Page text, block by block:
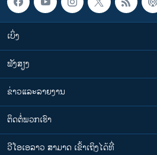
ເບິ່ງ
ຟັງສຽງ
ຂ່າວແລະລາຍງານ
ຕິດຕໍ່ພວກເຮົາ
ວີໂອເອລາວ ສາມາດ ເຂົ້າເຖິງໄດ້ທີ່